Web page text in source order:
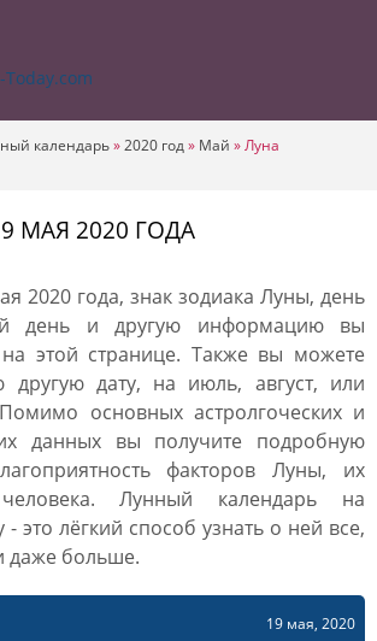
календарь»2020 год» Май »Луна
МАЯ 2020 ГОДА
2020 года, знак зодиака Луны, день
день и другую информацию вы
этой странице. Также вы можете
другую дату, на июль, август, или
основных астролгоческих и
данных вы получите подробную
факторов Луны, их
Лунный календарь на
это лёгкий способ узнать о ней все,
даже больше.
19 мая, 2020